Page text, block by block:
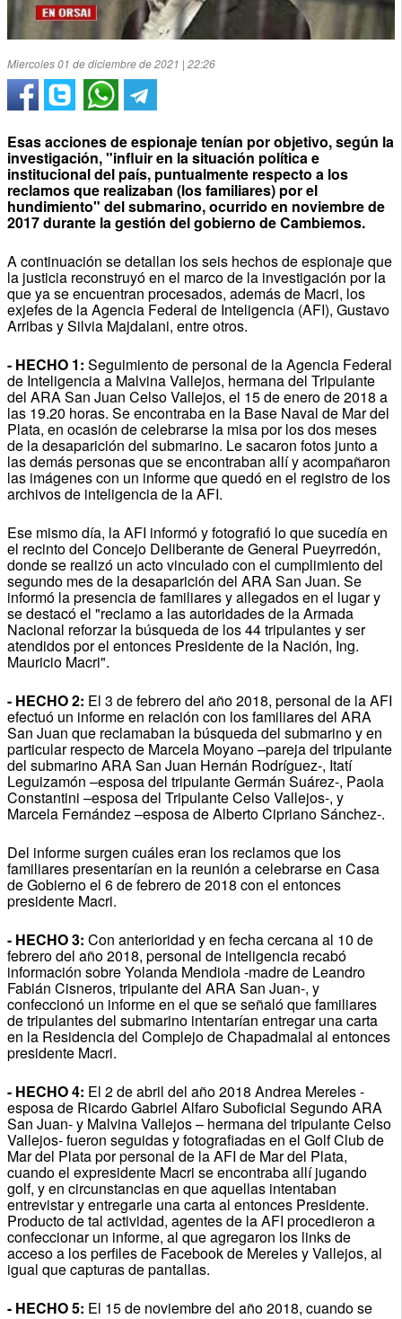
Miercoles 01 de diciembre de 2021 | 22:26
Esas acciones de espionaje tenían por objetivo, según la
investigación, "influir en la situación política e
institucional del país, puntualmente respecto a los
reclamos que realizaban (los familiares) por el
hundimiento" del submarino, ocurrido en noviembre de
2017 durante la gestión del gobierno de Cambiemos.
A continuación se detallan los seis hechos de espionaje que
la justicia reconstruyó en el marco de la investigación por la
que ya se encuentran procesados, además de Macri, los
exjefes de la Agencia Federal de Inteligencia (AFI), Gustavo
Arribas y Silvia Majdalani, entre otros.
- HECHO 1: Seguimiento de personal de la Agencia Federal
de Inteligencia a Malvina Vallejos, hermana del Tripulante
del ARA San Juan Celso Vallejos, el 15 de enero de 2018 a
las 19.20 horas. Se encontraba en la Base Naval de Mar del
Plata, en ocasión de celebrarse la misa por los dos meses
de la desaparición del submarino. Le sacaron fotos junto a
las demás personas que se encontraban allí y acompañaron
las imágenes con un informe que quedó en el registro de los
archivos de inteligencia de la AFI.
Ese mismo día, la AFI informó y fotografió lo que sucedía en
el recinto del Concejo Deliberante de General Pueyrredón,
donde se realizó un acto vinculado con el cumplimiento del
segundo mes de la desaparición del ARA San Juan. Se
informó la presencia de familiares y allegados en el lugar y
se destacó el "reclamo a las autoridades de la Armada
Nacional reforzar la búsqueda de los 44 tripulantes y ser
atendidos por el entonces Presidente de la Nación, Ing.
Mauricio Macri".
- HECHO 2: El 3 de febrero del año 2018, personal de la AFI
efectuó un informe en relación con los familiares del ARA
San Juan que reclamaban la búsqueda del submarino y en
particular respecto de Marcela Moyano –pareja del tripulante
del submarino ARA San Juan Hernán Rodríguez-, Itatí
Leguizamón –esposa del tripulante Germán Suárez-, Paola
Constantini –esposa del Tripulante Celso Vallejos-, y
Marcela Fernández –esposa de Alberto Cipriano Sánchez-.
Del informe surgen cuáles eran los reclamos que los
familiares presentarían en la reunión a celebrarse en Casa
de Gobierno el 6 de febrero de 2018 con el entonces
presidente Macri.
- HECHO 3: Con anterioridad y en fecha cercana al 10 de
febrero del año 2018, personal de inteligencia recabó
información sobre Yolanda Mendiola -madre de Leandro
Fabián Cisneros, tripulante del ARA San Juan-, y
confeccionó un informe en el que se señaló que familiares
de tripulantes del submarino intentarían entregar una carta
en la Residencia del Complejo de Chapadmalal al entonces
presidente Macri.
- HECHO 4: El 2 de abril del año 2018 Andrea Mereles -
esposa de Ricardo Gabriel Alfaro Suboficial Segundo ARA
San Juan- y Malvina Vallejos – hermana del tripulante Celso
Vallejos- fueron seguidas y fotografiadas en el Golf Club de
Mar del Plata por personal de la AFI de Mar del Plata,
cuando el expresidente Macri se encontraba allí jugando
golf, y en circunstancias en que aquellas intentaban
entrevistar y entregarle una carta al entonces Presidente.
Producto de tal actividad, agentes de la AFI procedieron a
confeccionar un informe, al que agregaron los links de
acceso a los perfiles de Facebook de Mereles y Vallejos, al
igual que capturas de pantallas.
- HECHO 5: El 15 de noviembre del año 2018, cuando se